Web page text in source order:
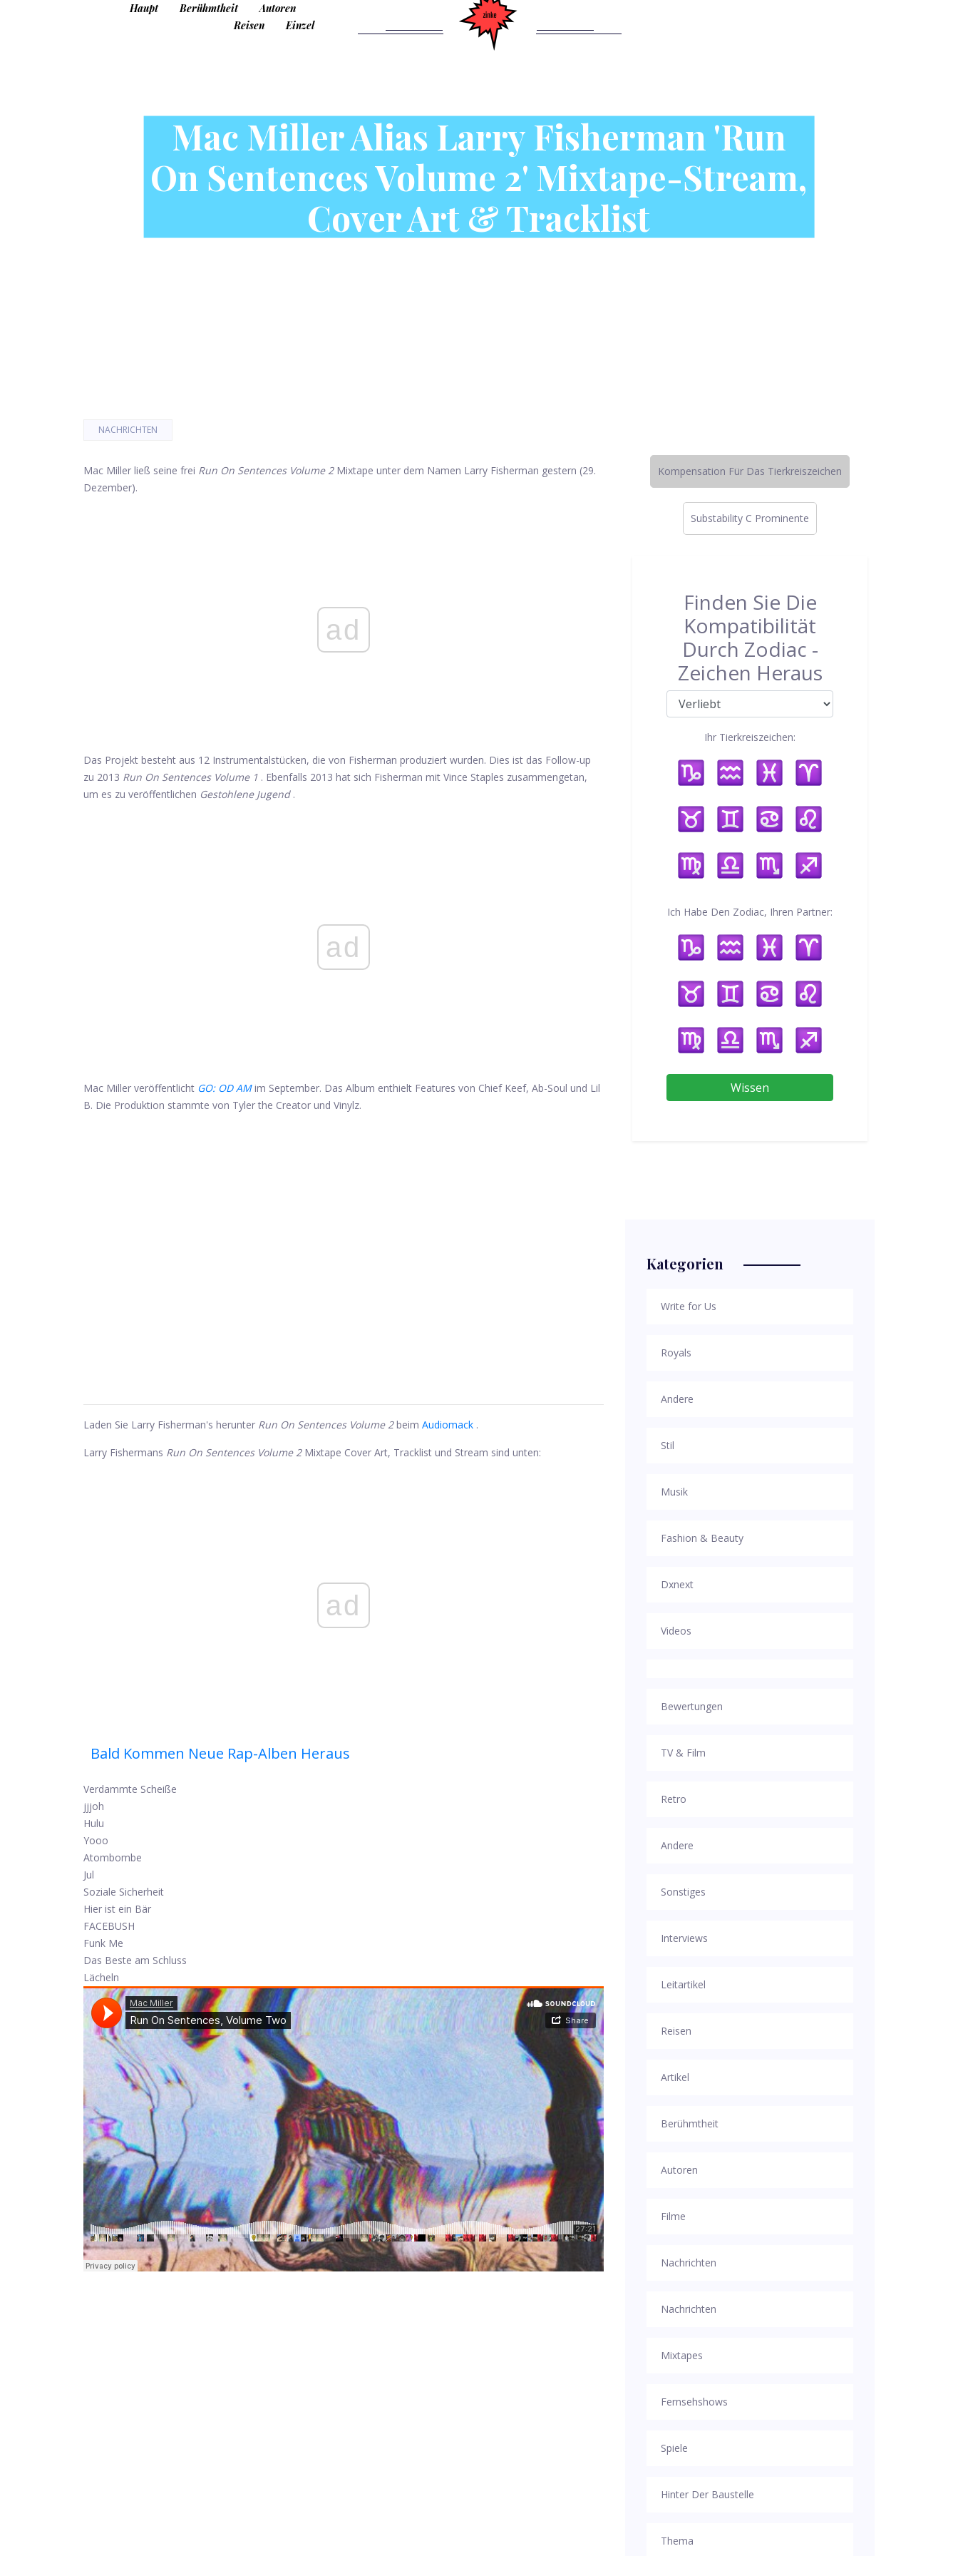
Haupt Berühmtheit
Autoren
Reisen
Einzel
Mac Miller Alias Larry Fisherman 'Run
On Sentences Volume 2' Mixtape-Stream,
Cover Art & Tracklist
NACHRICHTEN
Mac Miller ließ seine frei Run On Sentences Volume 2Mixtape unter dem Namen Larry Fisherman gestern (29.
Dezember).
ad
Das Projekt besteht aus 12 Instrumentalstücken, die von Fisherman produziert wurden. Dies ist das Follow-up
zu 2013 Run On Sentences Volume 1 . Ebenfalls 2013 hat sich Fisherman mit Vince Staples zusammengetan,
um es zu veröffentlichen Gestohlene Jugend.
ad
Mac Miller veröffentlicht GO: OD AM im September. Das Album enthielt Features von Chief Keef, Ab-Soul und Lil
B. Die Produktion stammte von Tyler the Creator und Vinylz.
Laden Sie Larry Fisherman's herunter Run On Sentences Volume 2beim Audiomack .
Larry Fishermans Run On Sentences Volume 2Mixtape Cover Art, Tracklist und Stream sind unten:
ad
Bald Kommen Neue Rap-Alben Heraus
Verdammte Scheiße
jjjoh
Hulu
Yooo
Atombombe
Jul
Soziale Sicherheit
Hier ist ein Bär
FACEBUSH
Funk Me
Das Beste am Schluss
Lächeln
Kompensation Für Das Tierkreiszeichen
Substability C Prominente
Finden Sie Die
Kompatibilität
Durch Zodiac -
Zeichen Heraus
Ihr Tierkreiszeichen:
Ich Habe Den Zodiac, Ihren Partner:
Wissen
Kategorien
Write for Us
Royals
Andere
Stil
Musik
Fashion & Beauty
Dxnext
Videos
Bewertungen
TV & Film
Retro
Andere
Sonstiges
Interviews
Leitartikel
Reisen
Artikel
Berühmtheit
Autoren
Filme
Nachrichten
Nachrichten
Mixtapes
Fernsehshows
Spiele
Hinter Der Baustelle
Thema